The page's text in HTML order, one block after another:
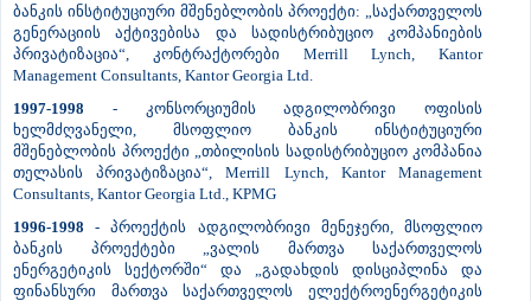
ბანკის ინსტიტუციური მშენებლობის პროექტი: „საქართველოს
გენერაციის აქტივებისა და სადისტრიბუციო კომპანიების
პრივატიზაცია“, კონტრაქტორები Merrill Lynch, Kantor
Management Consultants, Kantor Georgia Ltd.
1997-1998 - კონსორციუმის ადგილობრივი ოფისის
ხელმძღვანელი, მსოფლიო ბანკის ინსტიტუციური
მშენებლობის პროექტი „თბილისის სადისტრიბუციო კომპანია
თელასის პრივატიზაცია“, Merrill Lynch, Kantor Management
Consultants, Kantor Georgia Ltd., KPMG
1996-1998 - პროექტის ადგილობრივი მენეჯერი, მსოფლიო
ბანკის პროექტები „ვალის მართვა საქართველოს
ენერგეტიკის სექტორში“ და „გადახდის დისციპლინა და
ფინანსური მართვა საქართველოს ელექტროენერგეტიკის